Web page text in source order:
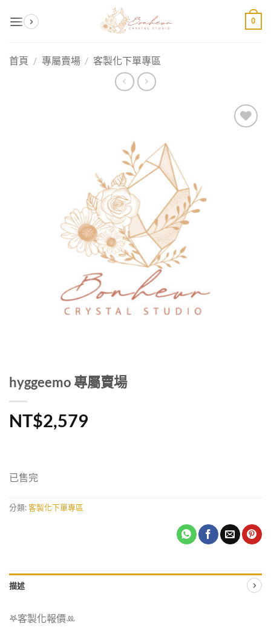
0
首頁 / 專屬賣場 / 客製化下單專區
hyggeemo 專屬賣場
NT$2,579
已售完
分類:客製化下單專區
描述
𖤐客製化報價‪ꔛ